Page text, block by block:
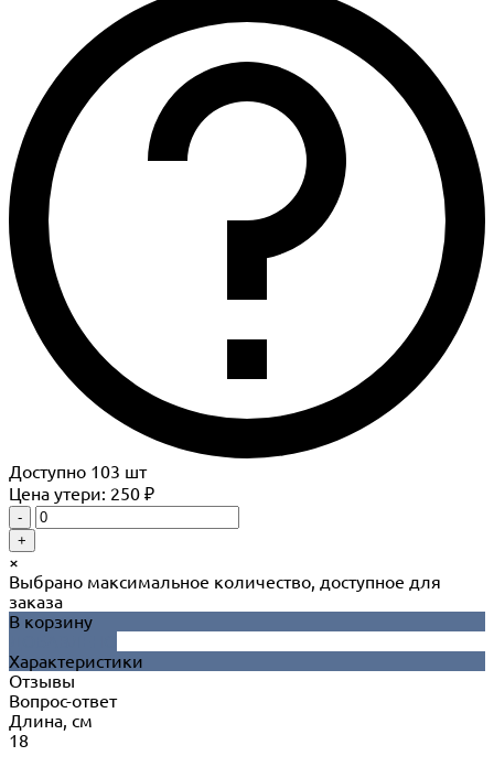
Доступно 103 шт
Цена утери: 250 ₽
-
+
×
Выбрано максимальное количество, доступное для
заказа
В корзину
Характеристики
Отзывы
Вопрос-ответ
Длина, см
18